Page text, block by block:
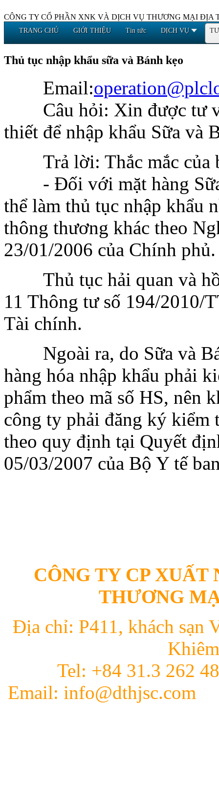
CÔNG TY CỔ PHẦN XNK VÀ DỊCH VỤ THƯƠNG MẠI ĐỊA
TRANG CHỦ GIỚI THIỆU Tin tức DỊCH VỤ
Thủ tục nhập khẩu sữa và Bánh kẹo
Email:
Câu hỏi: Xin được tư
thiết để nhập khẩu Sữa và
Trả lời: Thắc mắc
- Đối với mặt hàng
thể làm thủ tục nhập khẩu
thông thương khác theo
23/01/2006 của Chính phủ.
Thủ tục hải quan và
11 Thông tư số 194/2010/
Tài chính.
Ngoài ra, do Sữa và
hàng hóa nhập khẩu phải
phẩm theo mã số HS, nên
công ty phải đăng ký kiểm
theo quy định tại Quyết
05/03/2007 của Bộ Y tế
CÔNG TY CP
THƯƠNG
Địa chỉ: P411, khách sạn
Tel: +84 31.3 262
Email: